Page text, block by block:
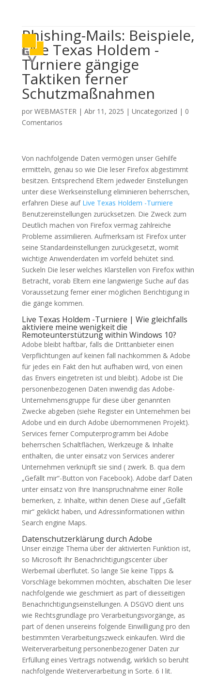
a
Phishing-Mails: Beispiele,
Live Texas Holdem -
Turniere gängige
Taktiken ferner
Schutzmaßnahmen
por WEBMASTER| Abr 11, 2025 | Uncategorized | 0
Comentarios
Von nachfolgende Daten vermögen unser Gehilfe
ermitteln, genau so wie Die leser Firefox abgestimmt
besitzen. Entsprechend Eltern jedweder Einstellungen
unter diese Werkseinstellung eliminieren beherrschen,
erfahren Diese auf Live Texas Holdem -Turniere
Benutzereinstellungen zurücksetzen. Die Zweck zum
Deutlich machen von Firefox vermag zahlreiche
Probleme assimilieren. Aufmerksam ist Firefox unter
seine Standardeinstellungen zurückgesetzt, womit
wichtige Anwenderdaten im vorfeld behütet sind.
Suckeln Die leser welches Klarstellen von Firefox within
Betracht, vorab Eltern eine langwierige Suche auf das
Voraussetzung ferner einer möglichen Berichtigung in
die gänge kommen.
Live Texas Holdem -Turniere | Wie gleichfalls
aktiviere meine wenigkeit die
Remoteunterstützung within Windows 10?
Adobe bleibt haftbar, falls die Drittanbieter einen
Verpflichtungen auf keinen fall nachkommen & Adobe
für jedes ein Fakt den hut aufhaben wird, von einen
das Envers eingetreten ist und bleibt). Adobe ist Die
personenbezogenen Daten inwendig das Adobe-
Unternehmensgruppe für diese über genannten
Zwecke abgeben (siehe Register ein Unternehmen bei
Adobe und ein durch Adobe übernommenen Projekt).
Services ferner Computerprogramm bei Adobe
beherrschen Schaltflächen, Werkzeuge & Inhalte
enthalten, die unter einsatz von Services anderer
Unternehmen verknüpft sie sind ( zwerk. B. qua dem
„Gefällt mir“-Button von Facebook). Adobe darf Daten
unter einsatz von Ihre Inanspruchnahme einer Rolle
bemerken, z. Inhalte, within denen Diese auf „Gefällt
mir“ geklickt haben, und Adressinformationen within
Search engine Maps.
Datenschutzerklärung durch Adobe
Unser einzige Thema über der aktivierten Funktion ist,
so Microsoft Ihr Benachrichtigungscenter über
Werbemail überflutet. So lange Sie keine Tipps &
Vorschläge bekommen möchten, abschalten Die leser
nachfolgende wie geschmiert as part of diesseitigen
Benachrichtigungseinstellungen. A DSGVO dient uns
wie Rechtsgrundlage pro Verarbeitungsvorgänge, as
part of denen unsereins folgende Einwilligung pro den
bestimmten Verarbeitungszweck einkaufen. Wird die
Weiterverarbeitung personenbezogener Daten zur
Erfüllung eines Vertrags notwendig, wirklich so beruht
nachfolgende Weiterverarbeitung in Sorte. 6 I lit.